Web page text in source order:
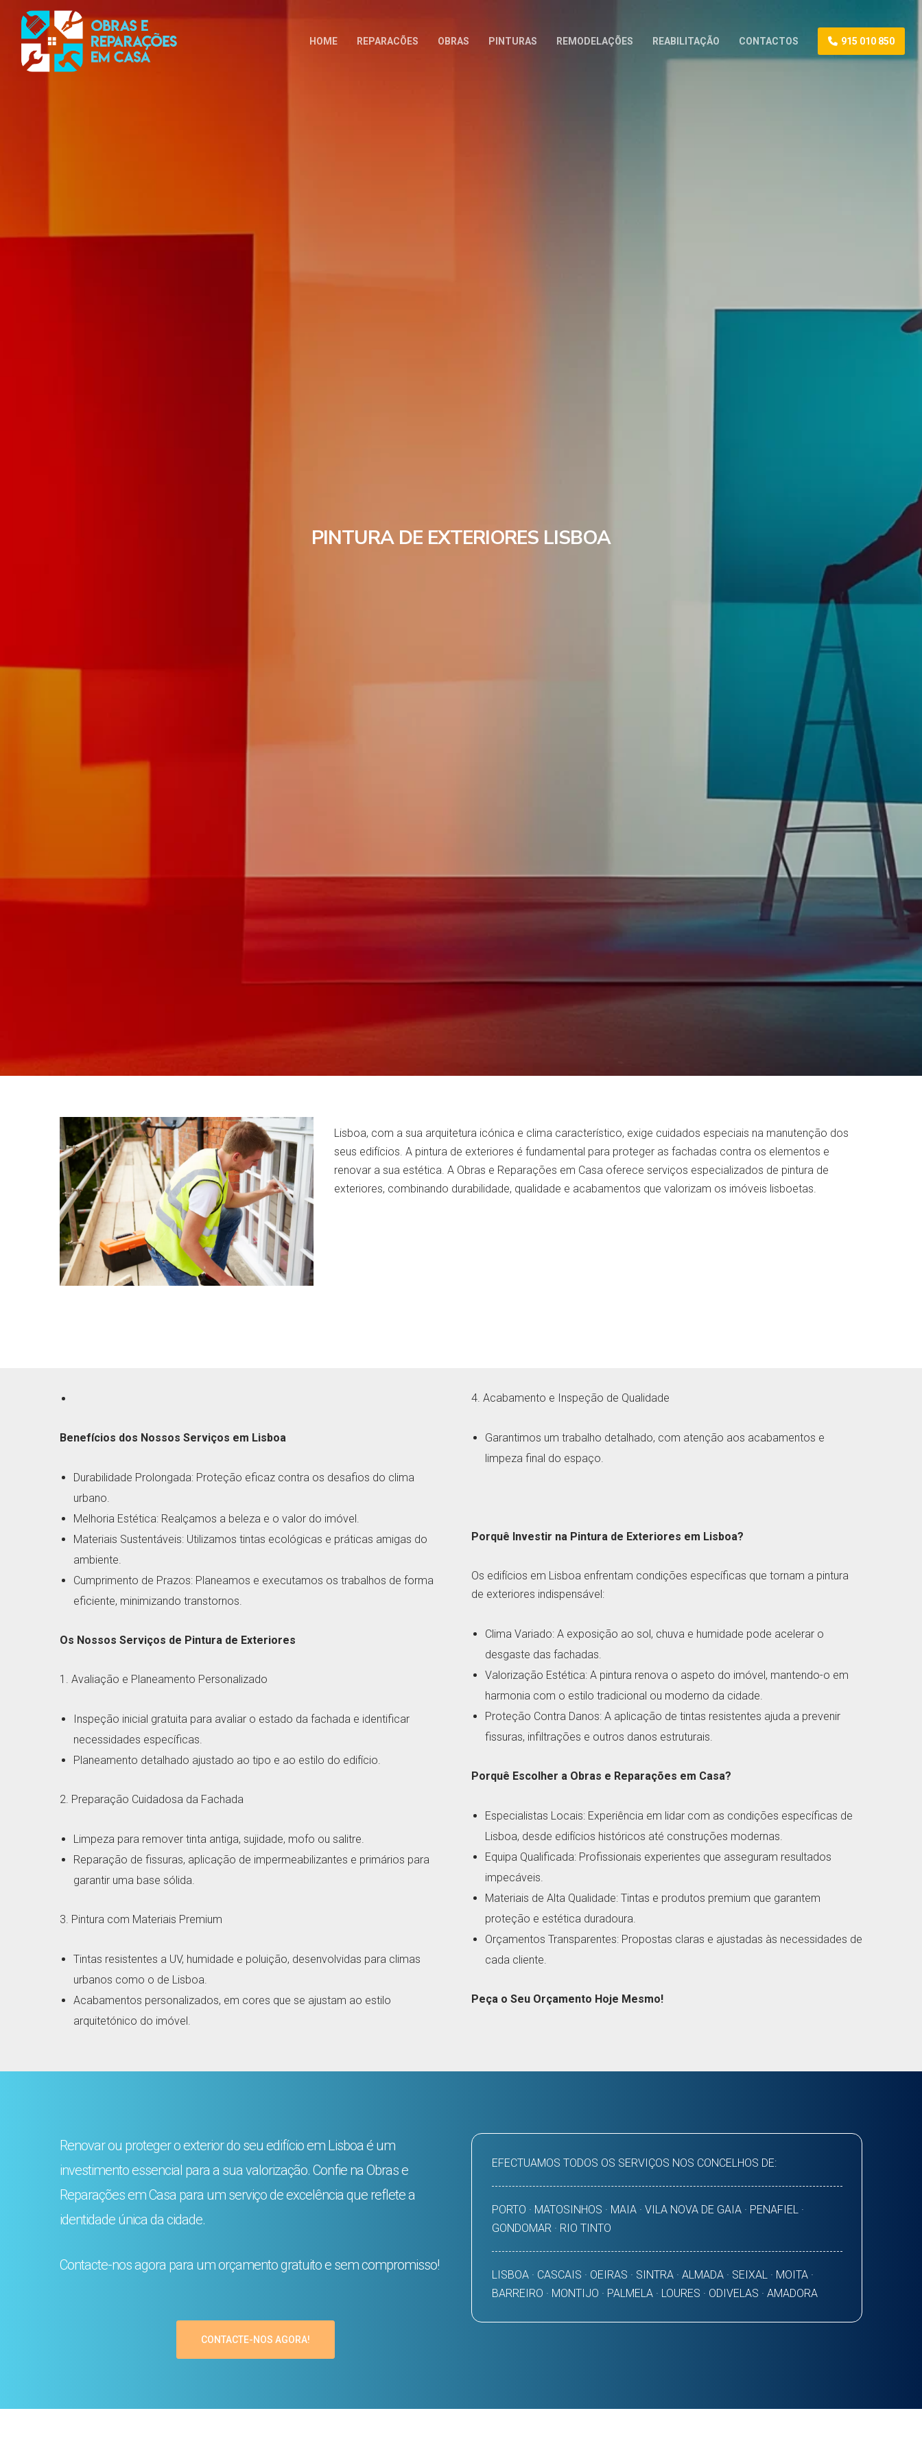
HOME REPARACÕES OBRAS PINTURAS REMODELAÇÕES REABILITAÇÃO CONTACTOS 915 010 850
PINTURA DE EXTERIORES LISBOA
Lisboa, com a sua arquitetura icónica e clima característico, exige cuidados especiais na manutenção dos
seus edifícios. A pintura de exteriores é fundamental para proteger as fachadas contra os elementos e
renovar a sua estética. A Obras e Reparações em Casa oferece serviços especializados de pintura de
exteriores, combinando durabilidade, qualidade e acabamentos que valorizam os imóveis lisboetas.
Benefícios dos Nossos Serviços em Lisboa
Durabilidade Prolongada: Proteção eficaz contra os desafios do clima
urbano.
Melhoria Estética: Realçamos a beleza e o valor do imóvel.
Materiais Sustentáveis: Utilizamos tintas ecológicas e práticas amigas do
ambiente.
Cumprimento de Prazos: Planeamos e executamos os trabalhos de forma
eficiente, minimizando transtornos.
Os Nossos Serviços de Pintura de Exteriores
1. Avaliação e Planeamento Personalizado
Inspeção inicial gratuita para avaliar o estado da fachada e identificar
necessidades específicas.
Planeamento detalhado ajustado ao tipo e ao estilo do edifício.
2. Preparação Cuidadosa da Fachada
Limpeza para remover tinta antiga, sujidade, mofo ou salitre.
Reparação de fissuras, aplicação de impermeabilizantes e primários para
garantir uma base sólida.
3. Pintura com Materiais Premium
Tintas resistentes a UV, humidade e poluição, desenvolvidas para climas
urbanos como o de Lisboa.
Acabamentos personalizados, em cores que se ajustam ao estilo
arquitetónico do imóvel.
4. Acabamento e Inspeção de Qualidade
Garantimos um trabalho detalhado, com atenção aos acabamentos e
limpeza final do espaço.
Porquê Investir na Pintura de Exteriores em Lisboa?
Os edifícios em Lisboa enfrentam condições específicas que tornam a pintura
de exteriores indispensável:
Clima Variado: A exposição ao sol, chuva e humidade pode acelerar o
desgaste das fachadas.
Valorização Estética: A pintura renova o aspeto do imóvel, mantendo-o em
harmonia com o estilo tradicional ou moderno da cidade.
Proteção Contra Danos: A aplicação de tintas resistentes ajuda a prevenir
fissuras, infiltrações e outros danos estruturais.
Porquê Escolher a Obras e Reparações em Casa?
Especialistas Locais: Experiência em lidar com as condições específicas de
Lisboa, desde edifícios históricos até construções modernas.
Equipa Qualificada: Profissionais experientes que asseguram resultados
impecáveis.
Materiais de Alta Qualidade: Tintas e produtos premium que garantem
proteção e estética duradoura.
Orçamentos Transparentes: Propostas claras e ajustadas às necessidades de
cada cliente.
Peça o Seu Orçamento Hoje Mesmo!
Renovar ou proteger o exterior do seu edifício em Lisboa é um
investimento essencial para a sua valorização. Confie na Obras e
Reparações em Casa para um serviço de excelência que reflete a
identidade única da cidade.
Contacte-nos agora para um orçamento gratuito e sem compromisso!
CONTACTE-NOS AGORA!
EFECTUAMOS TODOS OS SERVIÇOS NOS CONCELHOS DE:
PORTO · MATOSINHOS · MAIA · VILA NOVA DE GAIA · PENAFIEL ·
GONDOMAR · RIO TINTO
LISBOA · CASCAIS · OEIRAS · SINTRA · ALMADA · SEIXAL · MOITA ·
BARREIRO · MONTIJO · PALMELA · LOURES · ODIVELAS · AMADORA